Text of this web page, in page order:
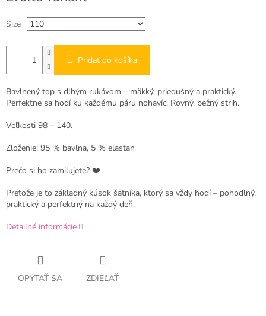
Size
Pridať do košíka
Bavlnený top s dlhým rukávom – mäkký, priedušný a praktický.
Perfektne sa hodí ku každému páru nohavíc. Rovný, bežný strih.
Veľkosti 98 – 140.
Zloženie: 95 % bavlna, 5 % elastan
Prečo si ho zamilujete? ❤️
Pretože je to základný kúsok šatníka, ktorý sa vždy hodí – pohodlný,
praktický a perfektný na každý deň.
Detailné informácie
OPÝTAŤ SA ZDIEĽAŤ